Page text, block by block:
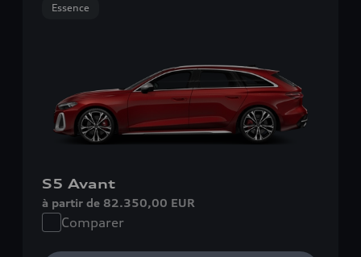
Essence
S5 Avant
à partir de 82.350,00 EUR
Comparer